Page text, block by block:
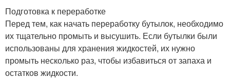
Подготовка к переработке
Перед тем, как начать переработку бутылок, необходимо
их тщательно промыть и высушить. Если бутылки были
использованы для хранения жидкостей, их нужно
промыть несколько раз, чтобы избавиться от запаха и
остатков жидкости.